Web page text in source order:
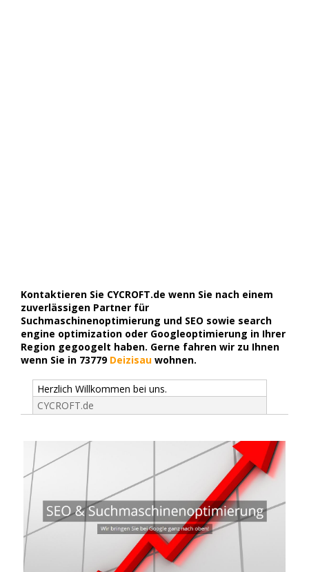
Kontaktieren Sie CYCROFT.de wenn Sie nach einem
zuverlässigen Partner für
Suchmaschinenoptimierung und SEO sowie search
engine optimization oder Googleoptimierung in Ihrer
Region gegoogelt haben. Gerne fahren wir zu Ihnen
wenn Sie in 73779 Deizisau wohnen.
Herzlich Willkommen bei uns.
CYCROFT.de